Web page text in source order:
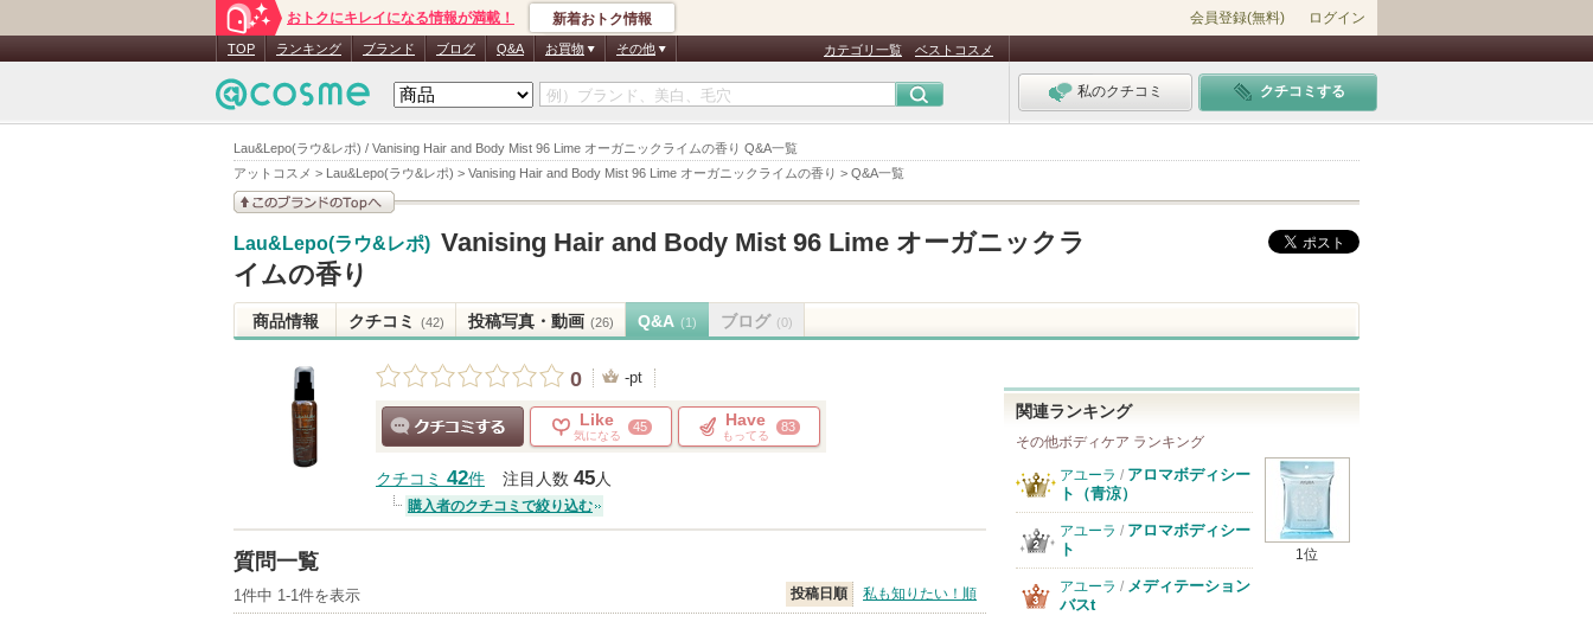
Lau&Lepo(ラウ&レポ) / Vanising Hair and Body Mist 96 Lime オーガニックライムの香り Q&A一覧
アットコスメ > Lau&Lepo(ラウ&レポ) > Vanising Hair and Body Mist 96 Lime オーガニックライムの香り > Q&A一覧
おトクにキレイになる情報が満載！ 新着おトク情報 会員登録(無料) ログイン
TOP ランキング ブランド ブログ Q&A お買物 その他 カテゴリ一覧 ベストコスメ
私のクチコミ クチコミする
見る
Lau&Lepo(ラウ&レポ) Vanising Hair and Body Mist 96 Lime オーガニックラ
イムの香り
商品情報 クチコミ (42) 投稿写真・動画 (26) Q&A (1) ブログ (0)
0 -pt
Like
気になる
45 Have
もってる
83
クチコミ 42件 注目人数 45人
購入者のクチコミで絞り込む
質問一覧
1件中 1-1件を表示 投稿日順 私も知りたい！順
関連ランキング
その他ボディケア ランキング
1位
アユーラ / アロマボディシー
ト（青涼）
アユーラ / アロマボディシー
ト
アユーラ / メディテーション
バスt